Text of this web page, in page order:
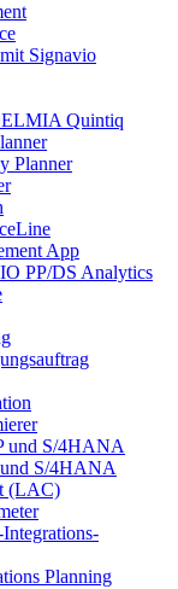
Signavio
Quintiq
Planner
App
PP/DS Analytics
und S/4HANA
S/4HANA
(LAC)
Planning